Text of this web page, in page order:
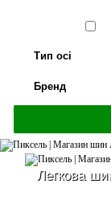
Тип осі
Бренд
Легкова